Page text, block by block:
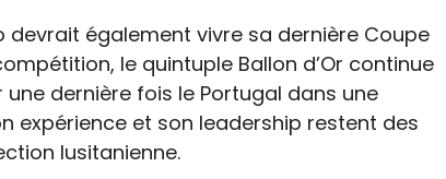
devrait également vivre sa dernière Coupe
le quintuple Ballon d’Or continue
dernière fois le Portugal dans une
expérience et son leadership restent des
lusitanienne.